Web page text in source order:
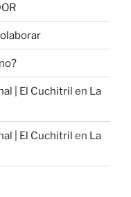
| El Cuchitril en La
| El Cuchitril en La